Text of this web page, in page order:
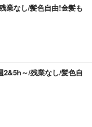
業なし/髪色自由!金髪も
～/残業なし/髪色自